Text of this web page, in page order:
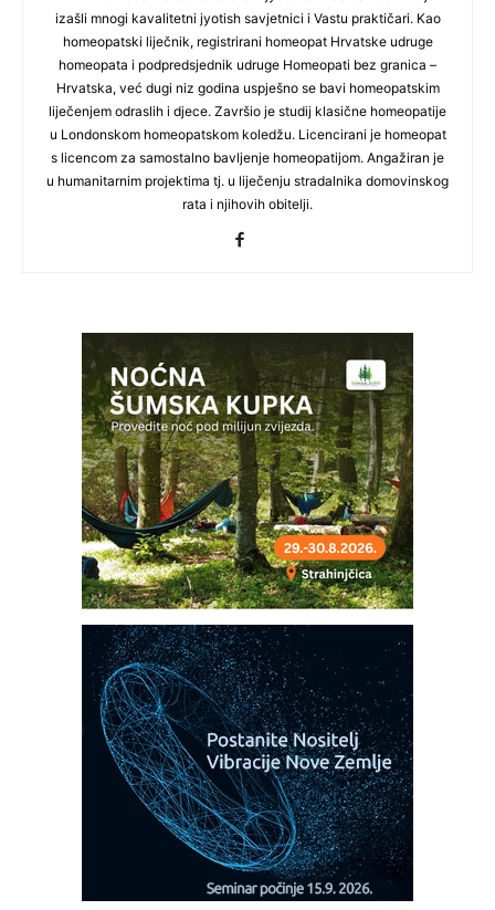
izašli mnogi kavalitetni jyotish savjetnici i Vastu praktičari. Kao
homeopatski liječnik, registrirani homeopat Hrvatske udruge
homeopata i podpredsjednik udruge Homeopati bez granica –
Hrvatska, već dugi niz godina uspješno se bavi homeopatskim
liječenjem odraslih i djece. Završio je studij klasične homeopatije
u Londonskom homeopatskom koledžu. Licencirani je homeopat
s licencom za samostalno bavljenje homeopatijom. Angažiran je
u humanitarnim projektima tj. u liječenju stradalnika domovinskog
rata i njihovih obitelji.